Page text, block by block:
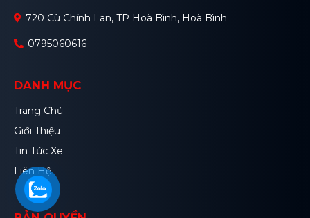
720 Cù Chính Lan, TP Hoà Bình, Hoà Bình
0795060616
DANH MỤC
Trang Chủ
Giới Thiệu
Tin Tức Xe
Liên Hệ